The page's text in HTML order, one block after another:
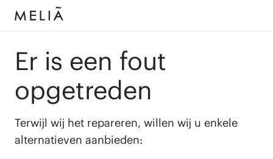
Er is een fout
opgetreden
Terwijl wij het repareren, willen wij u enkele
alternatieven aanbieden: